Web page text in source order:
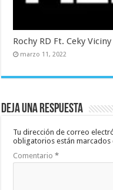
Rochy RD Ft. Ceky
marzo 11, 2022
Deja una respuesta
Tu dirección de correo
obligatorios están
Comentario*